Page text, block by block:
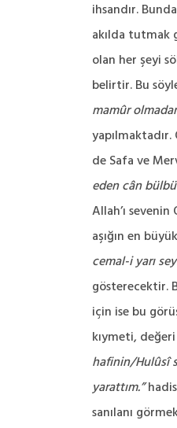
ihsandır.
akılda tutmak
olan her şeyi
belirtir. Bu
mamûr
de Safa ve
eden cân
Allah’ı
aşığın en
cemal-i yarı
gösterecektir.
için ise bu
kıymeti,
hafinin/Hulûsî
yarattım.”
sanılanı